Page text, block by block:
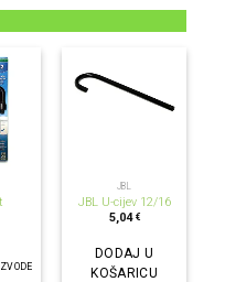
JBL
JBL U-cijev 12/16
5,04 €
DODAJ U
KOŠARICU